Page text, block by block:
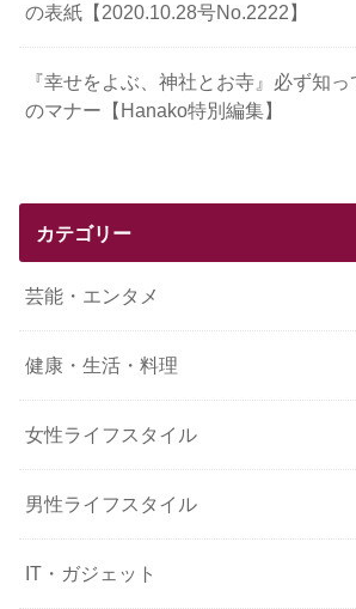
の表紙【2020.10.28号No.2222】
『幸せをよぶ、神社とお寺』必ず知
のマナー【Hanako特別編集】
カテゴリー
芸能・エンタメ
健康・生活・料理
女性ライフスタイル
男性ライフスタイル
IT・ガジェット